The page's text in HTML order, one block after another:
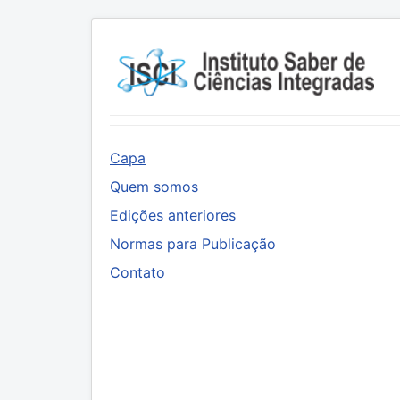
Capa
Quem somos
Edições anteriores
Normas para Publicação
Contato